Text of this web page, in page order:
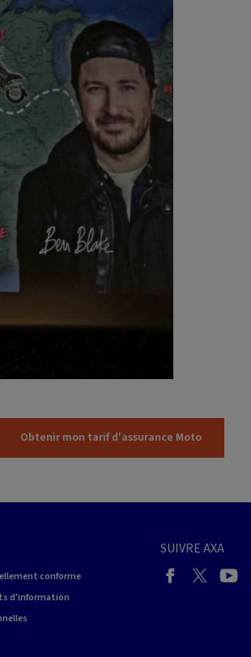
Obtenir mon tarif d'assurance Moto
conforme
d'information
SUIVRE AXA